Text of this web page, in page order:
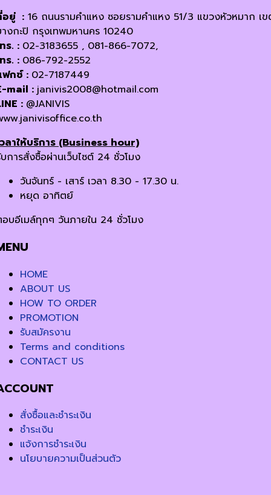
อยู่ : 16 ถนนรามคำแหง ซอยรามคำแหง 51/3 แขวงหัวหมาก เ
งกะปิ กรุงเทพมหานคร 10240
ร. : 02-3183655 , 081-866-7072,
ร. : 086-792-2552
กซ์ : 02-7187449
mail : janivis2008@hotmail.com
: @JANIVIS
ลาให้บริการ (Business hour)
การสั่งซื้อผ่านเว็บไซต์ 24 ชั่วโมง
วันจันทร์ - เสาร์ เวลา 8.30 - 17.30 น.
หยุด อาทิตย์
บอีเมล์ทุกๆ วันภายใน 24 ชั่วโมง
HOME
ABOUT US
HOW TO ORDER
PROMOTION
รับสมัครงาน
Terms and conditions
CONTACT US
สั่งซื้อและชำระเงิน
ชำระเงิน
แจ้งการชำระเงิน
นโยบายความเป็นส่วนตัว